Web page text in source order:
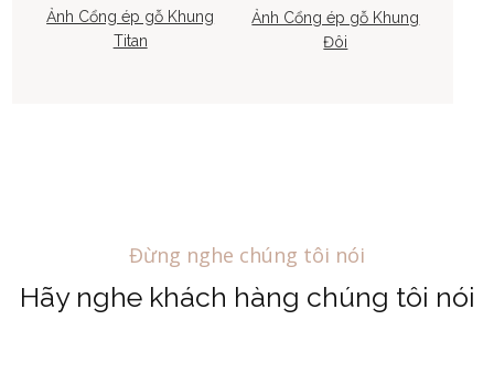
Ảnh Cổng ép gỗ Khung
Titan
Ảnh Cổng ép gỗ Khung
Đôi
Đừng nghe chúng tôi nói
Hãy nghe khách hàng chúng tôi nói